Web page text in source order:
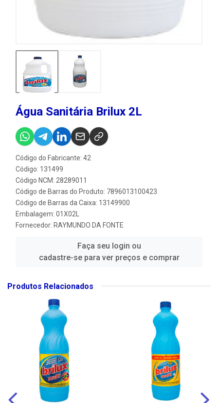
Água Sanitária Brilux 2L
Código do Fabricante: 42
Código: 131499
Código NCM: 28289011
Código de Barras do Produto: 7896013100423
Código de Barras da Caixa: 13149900
Embalagem: 01X02L
Fornecedor: RAYMUNDO DA FONTE
Faça seu login ou
cadastre-se para ver preços e comprar
Produtos Relacionados